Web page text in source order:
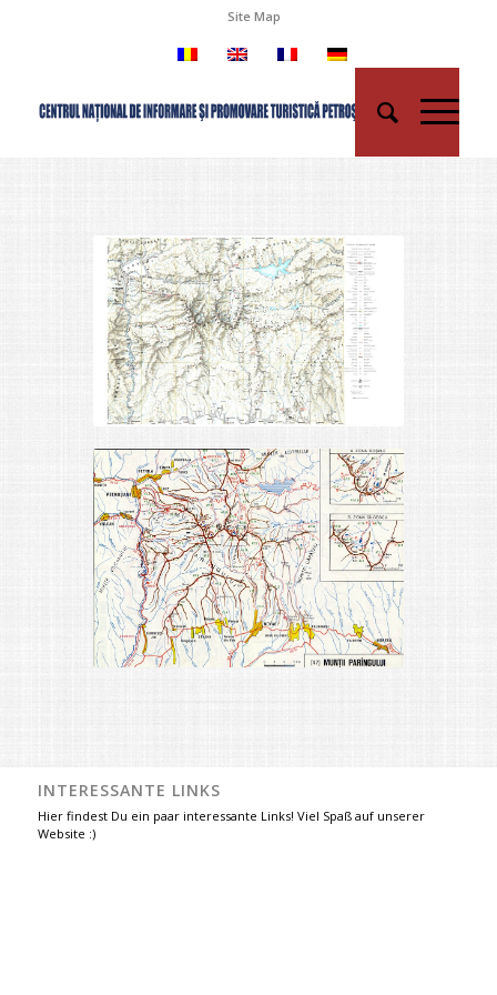
Site Map
INTERESSANTE LINKS
Hier findest Du ein paar interessante Links! Viel Spaß auf unserer
Website :)